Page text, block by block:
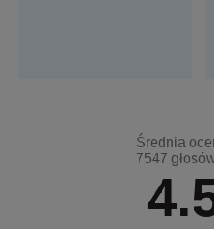
Średnia
7547